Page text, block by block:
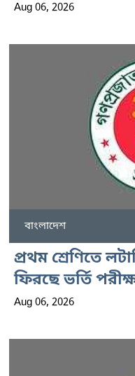
Aug 06, 2026
বাংলাদেশ
প্রথম শ্রেণিতে
ফিরছে ভর্তি
Aug 06, 2026